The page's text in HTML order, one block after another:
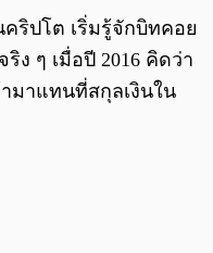
ริปโต เริ่มรู้จักบิทคอย
ง ๆ เมื่อปี 2016 คิดว่า
มาแทนที่สกุลเงินใน